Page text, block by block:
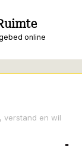
online
verstand en wil